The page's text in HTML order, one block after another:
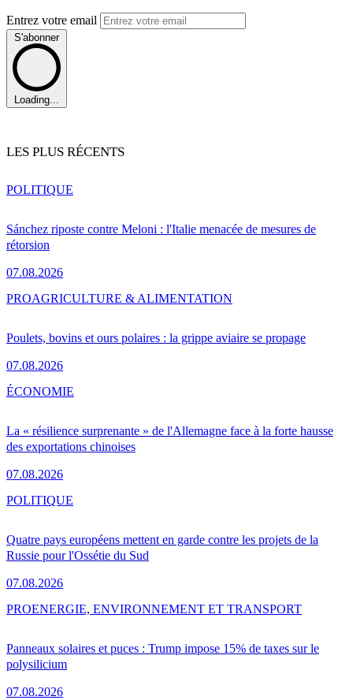
Entrez votre email
S'abonner
Loading...
LES PLUS RÉCENTS
Sánchez riposte contre Meloni : l'Italie menacée de mesures de
rétorsion
07.08.2026
POLITIQUE
Poulets, bovins et ours polaires : la grippe aviaire se propage
07.08.2026
PROAGRICULTURE & ALIMENTATION
La « résilience surprenante » de l'Allemagne face à la forte hausse
des exportations chinoises
07.08.2026
ÉCONOMIE
Quatre pays européens mettent en garde contre les projets de la
Russie pour l'Ossétie du Sud
07.08.2026
POLITIQUE
Panneaux solaires et puces : Trump impose 15% de taxes sur le
polysilicium
07.08.2026
PROENERGIE, ENVIRONNEMENT ET TRANSPORT